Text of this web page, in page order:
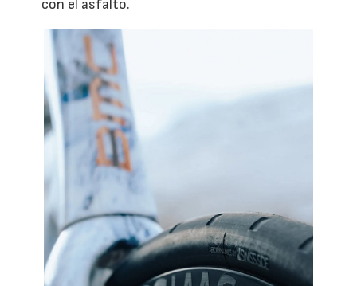
con el asfalto.